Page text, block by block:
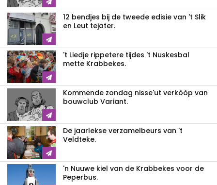
12 bendjes bij de tweede edisie van 't Slik
en Leut tejater.
't Liedje rippetere tijdes 't Nuskesbal
mette Krabbekes.
Kommende zondag nisse'ut verkòòp van
bouwclub Variant.
De jaarlekse verzamelbeurs van 't
Veldteke.
'n Nuuwe kiel van de Krabbekes voor de
Peperbus.